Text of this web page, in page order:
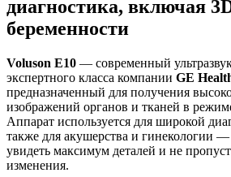
диагностика, включая
беременности
Voluson E10 — современный
экспертного класса компании GE
предназначенный для получения
изображений органов и тканей в
Аппарат используется для широкой
также для акушерства и гинекологии
увидеть максимум деталей и не
изменения.